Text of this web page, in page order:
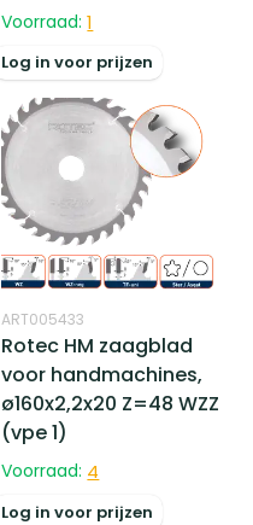
Voorraad: 1
Log in voor prijzen
ART005433
Rotec HM zaagblad
voor handmachines,
ø160x2,2x20 Z=48 WZZ
(vpe 1)
Voorraad: 4
Log in voor prijzen